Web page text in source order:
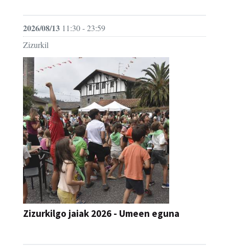
2026/08/13 11:30 - 23:59
Zizurkil
Zizurkilgo jaiak 2026 - Umeen eguna